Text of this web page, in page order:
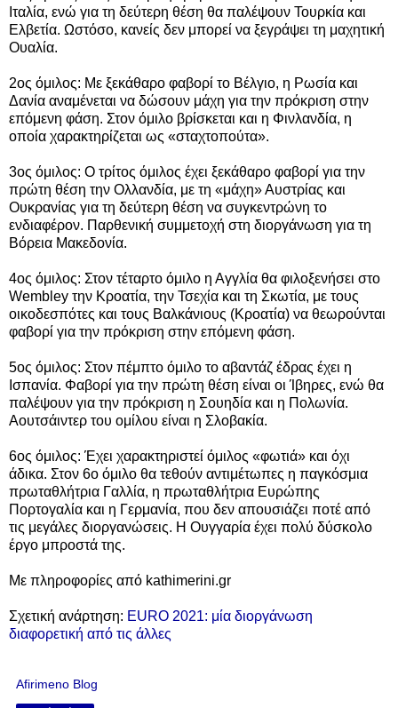
Ιταλία, ενώ για τη δεύτερη θέση θα παλέψουν Τουρκία και
Ελβετία. Ωστόσο, κανείς δεν μπορεί να ξεγράψει τη μαχητική
Ουαλία.
2ος όμιλος: Με ξεκάθαρο φαβορί το Βέλγιο, η Ρωσία και
Δανία αναμένεται να δώσουν μάχη για την πρόκριση στην
επόμενη φάση. Στον όμιλο βρίσκεται και η Φινλανδία, η
οποία χαρακτηρίζεται ως «σταχτοπούτα».
3ος όμιλος: Ο τρίτος όμιλος έχει ξεκάθαρο φαβορί για την
πρώτη θέση την Ολλανδία, με τη «μάχη» Αυστρίας και
Ουκρανίας για τη δεύτερη θέση να συγκεντρώνη το
ενδιαφέρον. Παρθενική συμμετοχή στη διοργάνωση για τη
Βόρεια Μακεδονία.
4ος όμιλος: Στον τέταρτο όμιλο η Αγγλία θα φιλοξενήσει στο
Wembley την Κροατία, την Τσεχία και τη Σκωτία, με τους
οικοδεσπότες και τους Βαλκάνιους (Κροατία) να θεωρούνται
φαβορί για την πρόκριση στην επόμενη φάση.
5ος όμιλος: Στον πέμπτο όμιλο το αβαντάζ έδρας έχει η
Ισπανία. Φαβορί για την πρώτη θέση είναι οι Ίβηρες, ενώ θα
παλέψουν για την πρόκριση η Σουηδία και η Πολωνία.
Αουτσάιντερ του ομίλου είναι η Σλοβακία.
6ος όμιλος: Έχει χαρακτηριστεί όμιλος «φωτιά» και όχι
άδικα. Στον 6ο όμιλο θα τεθούν αντιμέτωπες η παγκόσμια
πρωταθλήτρια Γαλλία, η πρωταθλήτρια Ευρώπης
Πορτογαλία και η Γερμανία, που δεν απουσιάζει ποτέ από
τις μεγάλες διοργανώσεις. Η Ουγγαρία έχει πολύ δύσκολο
έργο μπροστά της.
Με πληροφορίες από kathimerini.gr
Σχετική ανάρτηση: EURO 2021: μία διοργάνωση
διαφορετική από τις άλλες
Afirimeno Blog